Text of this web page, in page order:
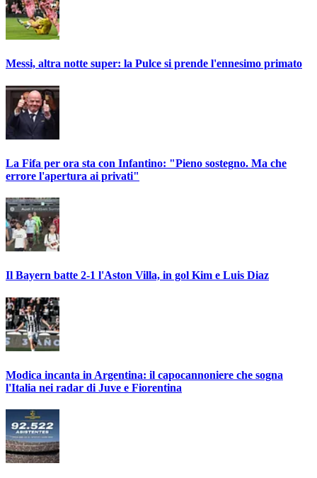
Messi, altra notte super: la Pulce si prende l'ennesimo primato
La Fifa per ora sta con Infantino: "Pieno sostegno. Ma che
errore l'apertura ai privati"
Il Bayern batte 2-1 l'Aston Villa, in gol Kim e Luis Diaz
Modica incanta in Argentina: il capocannoniere che sogna
l'Italia nei radar di Juve e Fiorentina